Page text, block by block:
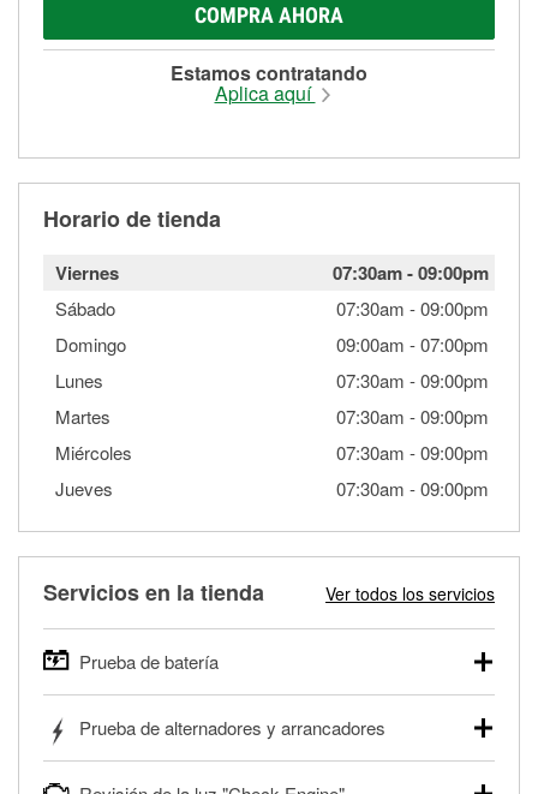
COMPRA AHORA
Estamos contratando
Aplica aquí
Horario de tienda
Viernes 07:30am-09:00pm
Sábado 07:30am -09:00pm
Domingo
09:00am -07:00pm
Lunes
07:30am -09:00pm
Martes
07:30am -09:00pm
Miércoles
07:30am -09:00pm
Jueves
07:30am -09:00pm
Servicios en la tienda Ver todos los servicios
Prueba de batería
autos, camionetas, SUVs, vehículos comerciales y
pesados, y para deportes motorizados. Las baterías
pueden probarse dentro o fuera del vehículo y cargarse en
Prueba de alternadores y arrancadores